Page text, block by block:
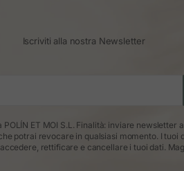
Iscriviti alla nostra Newsletter
ET MOI S.L. Finalità: inviare newsletter
potrai revocare in qualsiasi momento. I tuoi
rettificare e cancellare i tuoi dati.